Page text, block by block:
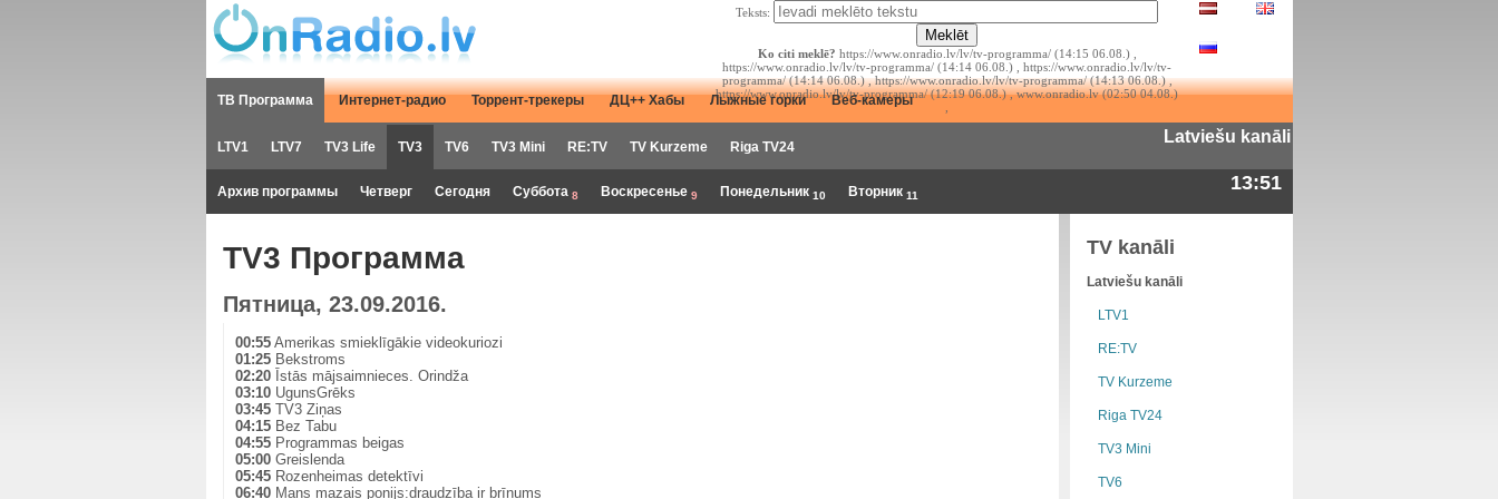
Teksts:
Ko citi meklē? https://www.onradio.lv/lv/tv-programma/ (14:15 06.08.) ,
https://www.onradio.lv/lv/tv-programma/ (14:14 06.08.) , https://www.onradio.lv/lv/tv-
programma/ (14:14 06.08.) , https://www.onradio.lv/lv/tv-programma/ (14:13 06.08.) ,
https://www.onradio.lv/lv/tv-programma/ (12:19 06.08.) , www.onradio.lv (02:50 04.08.)
ТВ Программа Интернет-радио Торрент-трекеры ДЦ++ Хабы Лыжные горки Веб-камеры
LTV1 LTV7 TV3 Life TV3 TV6 TV3 Mini RE:TV TV Kurzeme Riga TV24
Latviešu kanāli
Архив программы Четверг Сегодня Суббота 8 Воскресенье 9 Понедельник 10 Вторник 11
13:51
TV3 Программа
Пятница, 23.09.2016.
00:55Amerikas smieklīgākie videokuriozi
01:25Bekstroms
02:20Īstās mājsaimnieces. Orindža
03:10UgunsGrēks
03:45TV3 Ziņas
04:15Bez Tabu
04:55Programmas beigas
05:00Greislenda
05:45Rozenheimas detektīvi
06:40Mans mazais ponijs:draudzība ir brīnums
TV kanāli
Latviešu kanāli
LTV1
RE:TV
TV Kurzeme
Riga TV24
TV3 Mini
TV6